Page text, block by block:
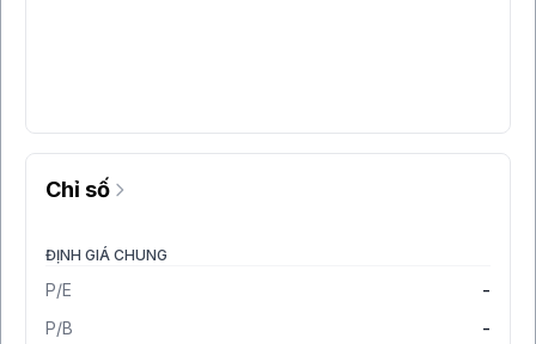
Chỉ số
ĐỊNH GIÁ CHUNG
P/E
-
P/B
-